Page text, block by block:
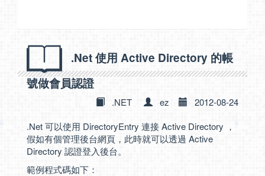
.Net 使用 Active Directory 的帳
號做會員認證
.NET ez
2012-08-24
.Net 可以使用 DirectoryEntry 連接 Active Directory ，
假如有個管理後台網頁，此時就可以透過 Active
Directory 認證登入後台。
範例程式碼如下：